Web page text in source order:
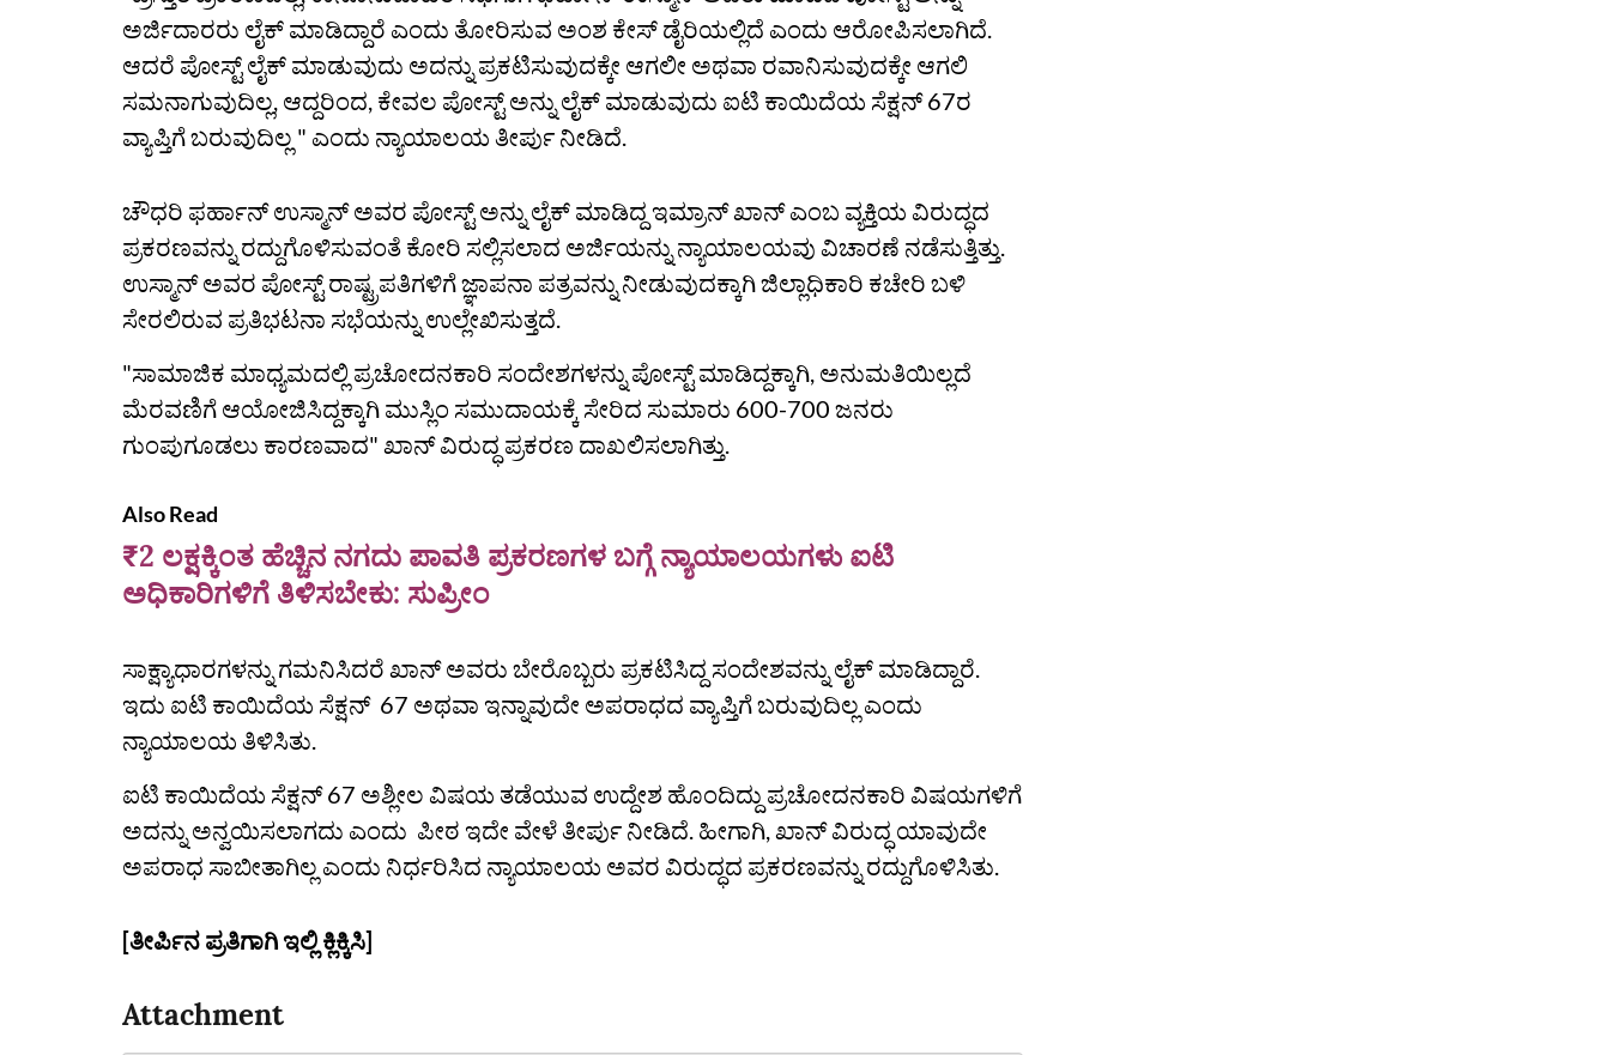
ಅರ್ಜಿದಾರರು ಲೈಕ್ ಮಾಡಿದ್ದಾರೆ ಎಂದು ತೋರಿಸುವ ಅಂಶ ಕೇಸ್ ಡೈರಿಯಲ್ಲಿದೆ ಎಂದು ಆರೋಪಿಸಲಾಗಿದೆ.
ಆದರೆ ಪೋಸ್ಟ್ ಲೈಕ್ ಮಾಡುವುದು ಅದನ್ನು ಪ್ರಕಟಿಸುವುದಕ್ಕೇ ಆಗಲೀ ಅಥವಾ ರವಾನಿಸುವುದಕ್ಕೇ ಆಗಲಿ
ಸಮನಾಗುವುದಿಲ್ಲ, ಆದ್ದರಿಂದ, ಕೇವಲ ಪೋಸ್ಟ್ ಅನ್ನು ಲೈಕ್ ಮಾಡುವುದು ಐಟಿ ಕಾಯಿದೆಯ ಸೆಕ್ಷನ್ 67ರ
ವ್ಯಾಪ್ತಿಗೆ ಬರುವುದಿಲ್ಲ " ಎಂದು ನ್ಯಾಯಾಲಯ ತೀರ್ಪು ನೀಡಿದೆ.
ಚೌಧರಿ ಫರ್ಹಾನ್ ಉಸ್ಮಾನ್ ಅವರ ಪೋಸ್ಟ್ ಅನ್ನು ಲೈಕ್ ಮಾಡಿದ್ದ ಇಮ್ರಾನ್ ಖಾನ್ ಎಂಬ ವ್ಯಕ್ತಿಯ ವಿರುದ್ಧದ
ಪ್ರಕರಣವನ್ನು ರದ್ದುಗೊಳಿಸುವಂತೆ ಕೋರಿ ಸಲ್ಲಿಸಲಾದ ಅರ್ಜಿಯನ್ನು ನ್ಯಾಯಾಲಯವು ವಿಚಾರಣೆ ನಡೆಸುತ್ತಿತ್ತು.
ಉಸ್ಮಾನ್ ಅವರ ಪೋಸ್ಟ್ ರಾಷ್ಟ್ರಪತಿಗಳಿಗೆ ಜ್ಞಾಪನಾ ಪತ್ರವನ್ನು ನೀಡುವುದಕ್ಕಾಗಿ ಜಿಲ್ಲಾಧಿಕಾರಿ ಕಚೇರಿ ಬಳಿ
ಸೇರಲಿರುವ ಪ್ರತಿಭಟನಾ ಸಭೆಯನ್ನು ಉಲ್ಲೇಖಿಸುತ್ತದೆ.
"ಸಾಮಾಜಿಕ ಮಾಧ್ಯಮದಲ್ಲಿ ಪ್ರಚೋದನಕಾರಿ ಸಂದೇಶಗಳನ್ನು ಪೋಸ್ಟ್ ಮಾಡಿದ್ದಕ್ಕಾಗಿ, ಅನುಮತಿಯಿಲ್ಲದೆ
ಮೆರವಣಿಗೆ ಆಯೋಜಿಸಿದ್ದಕ್ಕಾಗಿ ಮುಸ್ಲಿಂ ಸಮುದಾಯಕ್ಕೆ ಸೇರಿದ ಸುಮಾರು 600-700 ಜನರು
ಗುಂಪುಗೂಡಲು ಕಾರಣವಾದ" ಖಾನ್ ವಿರುದ್ಧ ಪ್ರಕರಣ ದಾಖಲಿಸಲಾಗಿತ್ತು.
Also Read
₹2 ಲಕ್ಷಕ್ಕಿಂತ ಹೆಚ್ಚಿನ ನಗದು ಪಾವತಿ ಪ್ರಕರಣಗಳ ಬಗ್ಗೆ ನ್ಯಾಯಾಲಯಗಳು ಐಟಿ
ಅಧಿಕಾರಿಗಳಿಗೆ ತಿಳಿಸಬೇಕು: ಸುಪ್ರೀಂ
ಸಾಕ್ಷ್ಯಾಧಾರಗಳನ್ನು ಗಮನಿಸಿದರೆ ಖಾನ್‌ ಅವರು ಬೇರೊಬ್ಬರು ಪ್ರಕಟಿಸಿದ್ದ ಸಂದೇಶವನ್ನು ಲೈಕ್‌ ಮಾಡಿದ್ದಾರೆ.
ಇದು ಐಟಿ ಕಾಯಿದೆಯ ಸೆಕ್ಷನ್‌ 67 ಅಥವಾ ಇನ್ನಾವುದೇ ಅಪರಾಧದ ವ್ಯಾಪ್ತಿಗೆ ಬರುವುದಿಲ್ಲ ಎಂದು
ನ್ಯಾಯಾಲಯ ತಿಳಿಸಿತು.
ಐಟಿ ಕಾಯಿದೆಯ ಸೆಕ್ಷನ್ 67 ಅಶ್ಲೀಲ ವಿಷಯ ತಡೆಯುವ ಉದ್ದೇಶ ಹೊಂದಿದ್ದು ಪ್ರಚೋದನಕಾರಿ ವಿಷಯಗಳಿಗೆ
ಅದನ್ನು ಅನ್ವಯಿಸಲಾಗದು ಎಂದು ಪೀಠ ಇದೇ ವೇಳೆ ತೀರ್ಪು ನೀಡಿದೆ. ಹೀಗಾಗಿ, ಖಾನ್ ವಿರುದ್ಧ ಯಾವುದೇ
ಅಪರಾಧ ಸಾಬೀತಾಗಿಲ್ಲ ಎಂದು ನಿರ್ಧರಿಸಿದ ನ್ಯಾಯಾಲಯ ಅವರ ವಿರುದ್ಧದ ಪ್ರಕರಣವನ್ನು ರದ್ದುಗೊಳಿಸಿತು.
[ತೀರ್ಪಿನ ಪ್ರತಿಗಾಗಿ ಇಲ್ಲಿ ಕ್ಲಿಕ್ಕಿಸಿ]
Attachment